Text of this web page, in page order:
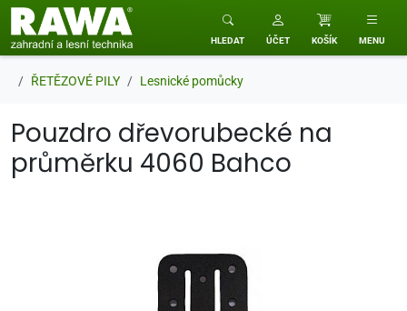
RAWA zahradní a lesní technika
HLEDAT ÚČET KOŠÍK MENU
ŘETĚZOVÉ PILY Lesnické pomůcky
Pouzdro dřevorubecké na
průměrku 4060 Bahco